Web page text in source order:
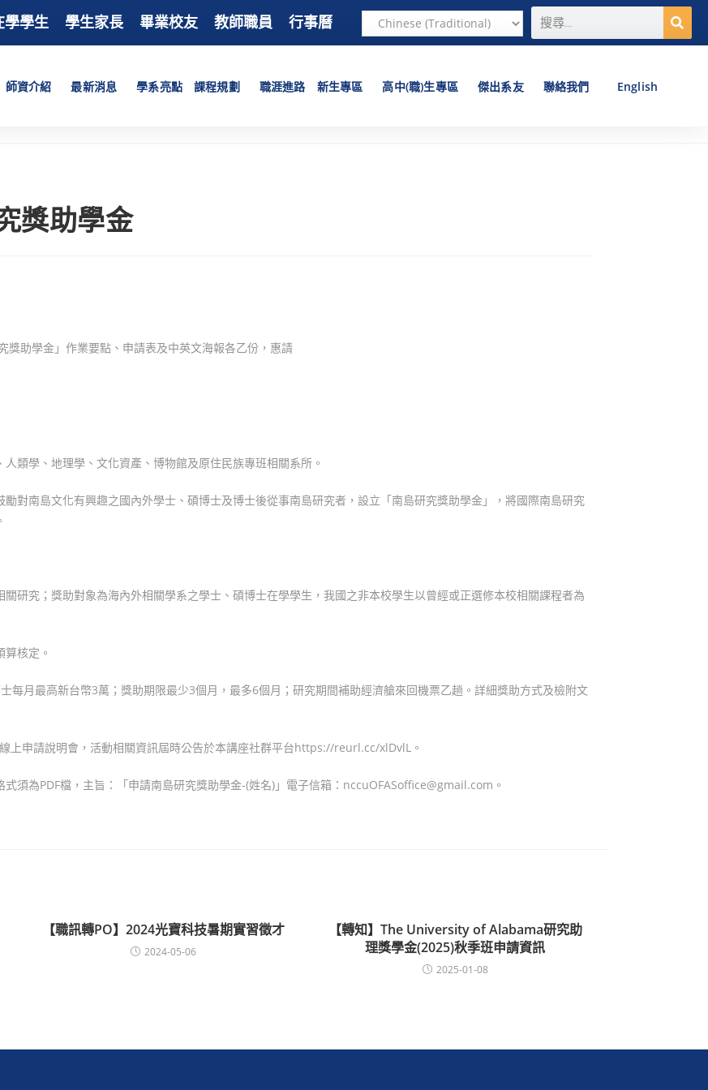
學學生 學生家長 畢業校友 教師職員 行事曆
師資介紹 最新消息 學系亮點 課程規劃 職涯進路 新生專區 高中(職)生專區 傑出系友 聯絡我們 English
獎助學金
助學金」作業要點、申請表及中英文海報各乙份，惠請
類學、地理學、文化資產、博物館及原住民族專班相關系所。
對南島文化有興趣之國內外學士、碩博士及博士後從事南島研究者，設立「南島研究獎助學金」，將國際南島研究
研究；獎助對象為海內外相關學系之學士、碩博士在學學生，我國之非本校學生以曾經或正選修本校相關課程者為
核定。
每月最高新台幣3萬；獎助期限最少3個月，最多6個月；研究期間補助經濟艙來回機票乙趟。詳細獎助方式及檢附文
上申請說明會，活動相關資訊屆時公告於本講座社群平台https://reurl.cc/xlDvlL。
須為PDF檔，主旨：「申請南島研究獎助學金-(姓名)」電子信箱：nccuOFASoffice@gmail.com。
【職訊轉PO】2024光寶科技暑期實習徵才
2024-05-06
【轉知】The University of Alabama研究助
理獎學金(2025)秋季班申請資訊
2025-01-08